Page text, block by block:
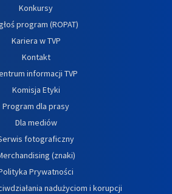
Konkursy
program (ROPAT)
Kariera w TVP
Kontakt
informacji TVP
Komisja Etyki
Program dla prasy
Dla mediów
fotograficzny
(znaki)
Prywatności
nadużyciom i korupcji